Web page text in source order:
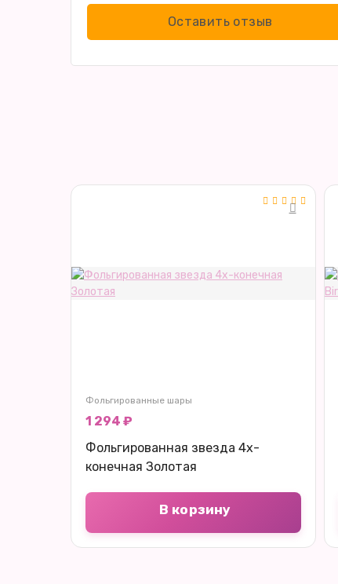
Оставить отзыв
Фольгированные шары
1 294 ₽
Фольгированная звезда 4х-
конечная Золотая
В корзину